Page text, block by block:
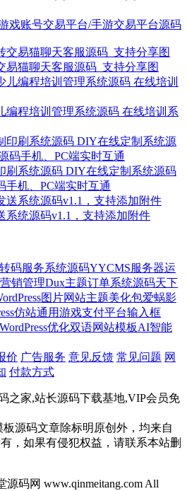
戏账号交易平台/手游交易平台源码
易猫聊天客服源码_支持分享图
编程培训管理系统源码 在线培训系
刷系统源码 DIY在线定制系统源码
手机、PC端实时互通
系统源码v1.1，支持添加附件
码服务系统源码YYCMS服务器运
营销管理Dux主题订单系统源码天下
图片网站主题美化包爱蜗影
仿站通用游戏支付平台输入框
优化双语网站模板AI智能
价 广告服务 意见反馈 常见问题 网
付款方式
之家,站长源码下载基地,VIP会员免
源码文章除标明原创外，均来自
，如果有侵犯权益，请联系本站删
源码网 www.qinmeitang.com All